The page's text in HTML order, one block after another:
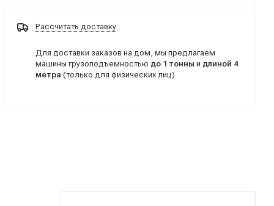
Рассчитать доставку
Для доставки заказов на дом, мы предлагаем
машины грузоподъемностью до 1 тонны и длиной 4
метра (только для физических лиц)